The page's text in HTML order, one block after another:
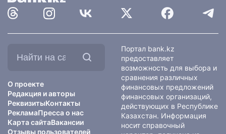
О проекте
Редакция и авторы
РеквизитыКонтакты
РекламаПресса о нас
Карта сайтаВакансии
Отзывы пользователей
Портал bank.kz
предоставляет
возможность для выбора и
сравнения различных
финансовых предложений
финансовых организаций,
действующих в Республике
Казахстан. Информация
носит справочный